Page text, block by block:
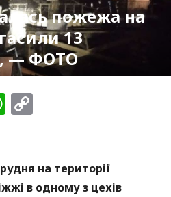
пожежа на
13
— ФОТО
WhatsApp
на території
в одному з цехів